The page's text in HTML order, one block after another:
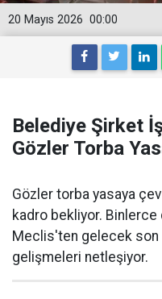
00:00
20 Mayıs 2026
Belediye Şirket
Gözler Torba
Gözler torba yasaya
kadro bekliyor. Binlerce
Meclis'ten gelecek son
gelişmeleri netleşiyor.